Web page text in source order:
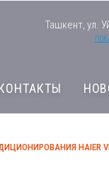
Ташкент, ул.
HAIER